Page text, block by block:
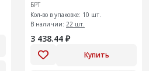
роликом 10 шт
БРТ
Кол-во в упаковке: 10 шт.
В наличии: 22 шт.
3 438.44 ₽
Купить